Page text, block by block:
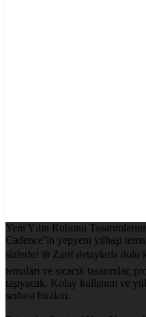
Yeni Yılın Ruhunu
Cadence’in yepyeni yılbaşı
sizlerle! ❄️ Zarif detaylarla dolu
temaları ve sıcacık tasarımlar,
taşıyacak. Kolay kullanım ve
serbest bırakın.